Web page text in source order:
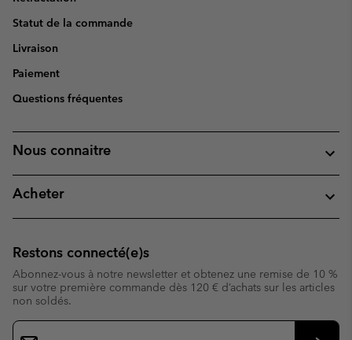
Statut de la commande
Livraison
Paiement
Questions fréquentes
Nous connaitre
Acheter
Restons connecté(e)s
Abonnez-vous à notre newsletter et obtenez une remise de 10 %
sur votre première commande dès 120 € d’achats sur les articles
non soldés.
Inscription